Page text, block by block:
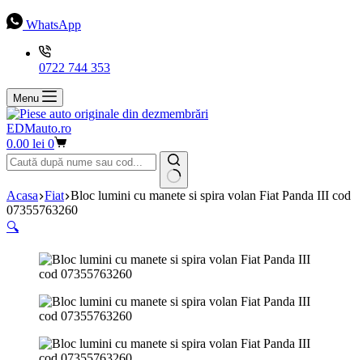
WhatsApp
0722 744 353
Menu
EDMauto.ro
Coș
de
cumpărături
0.00 lei 0
Niciun
rezultat
Acasa Fiat Bloc lumini cu manete si spira volan Fiat Panda III cod
07355763260
🔍